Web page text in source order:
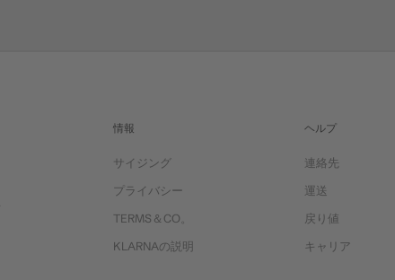
情報
サイジング
プライバシー
TERMS＆CO。
KLARNAの説明
ヘルプ
連絡先
運送
戻り値
キャリア